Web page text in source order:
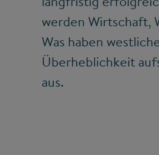
werden Wirtschaft,
Was haben
Überheblichkeit
aus.